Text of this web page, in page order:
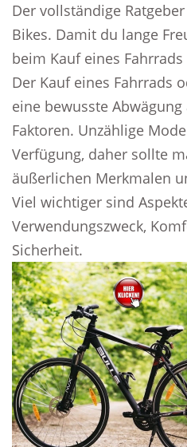
Der vollständige
Bikes. Damit du lange
beim Kauf eines
Der Kauf eines Fahrrads
eine bewusste
Faktoren. Unzählige
Verfügung, daher sollte
äußerlichen Merkmalen
Viel wichtiger sind
Verwendungszweck,
Sicherheit.